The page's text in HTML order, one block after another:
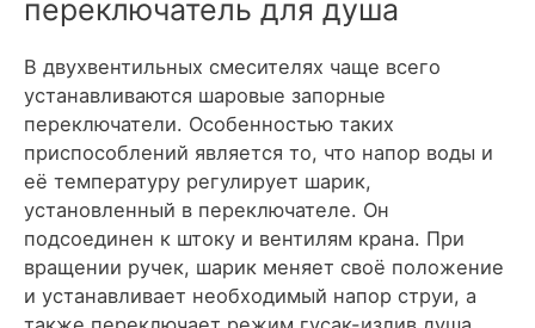
переключатель для душа
В двухвентильных смесителях чаще всего
устанавливаются шаровые запорные
переключатели. Особенностью таких
приспособлений является то, что напор воды и
её температуру регулирует шарик,
установленный в переключателе. Он
подсоединен к штоку и вентилям крана. При
вращении ручек, шарик меняет своё положение
и устанавливает необходимый напор струи, а